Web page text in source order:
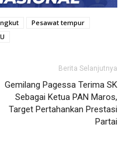
Pesawat tempur
Berita Selanjutnya
Gemilang Pagessa Terima SK
Sebagai Ketua PAN Maros,
Target Pertahankan Prestasi
Partai